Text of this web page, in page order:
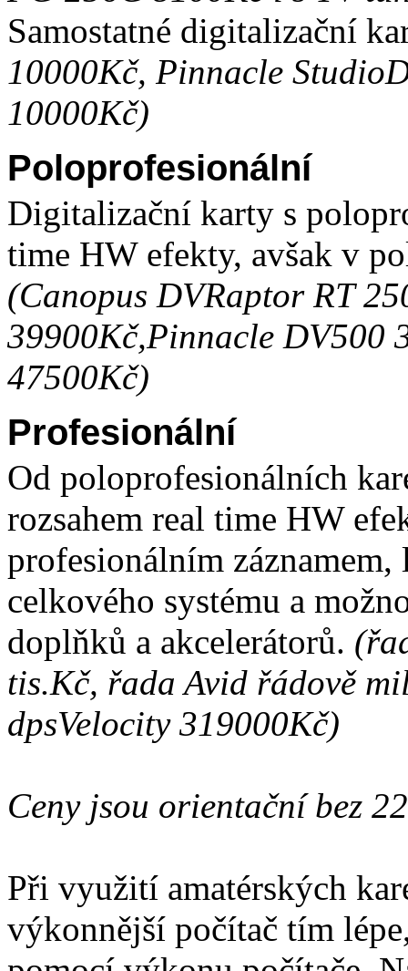
Samostatné digitalizační
10000Kč, Pinnacle
10000Kč)
Poloprofesionální
Digitalizační karty s
time HW efekty, avšak v
(Canopus DVRaptor RT
39900Kč,Pinnacle DV500
47500Kč)
Profesionální
Od poloprofesionálních
rozsahem real time HW
profesionálním
celkového systému a
doplňků a akcelerátorů.
tis.Kč, řada Avid řádově
dpsVelocity 319000Kč)
Ceny jsou orientační bez
Při využití amatérských
výkonnější počítač tím